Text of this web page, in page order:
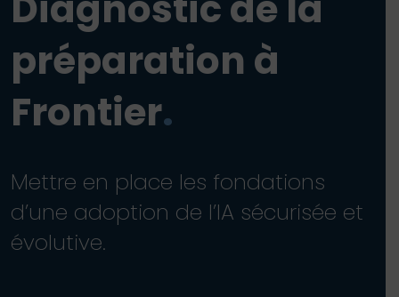
préparation à
Frontier.
Mettre en place les fondations
d’une adoption de l’IA sécurisée et
évolutive.